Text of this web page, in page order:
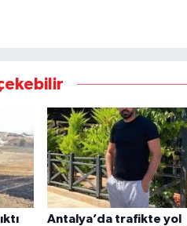
Antalya’da trafikte yol